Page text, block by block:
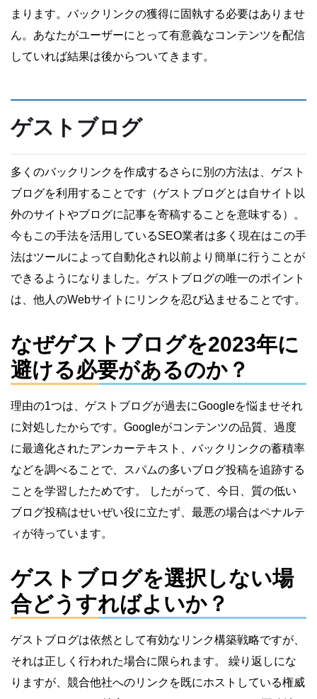
まります。バックリンクの獲得に固執する必要はありませ
ん。あなたがユーザーにとって有意義なコンテンツを配信
していれば結果は後からついてきます。
ゲストブログ
多くのバックリンクを作成するさらに別の方法は、ゲスト
ブログを利用することです（ゲストブログとは自サイト以
外のサイトやブログに記事を寄稿することを意味する）。
今もこの手法を活用しているSEO業者は多く現在はこの手
法はツールによって自動化され以前より簡単に行うことが
できるようになりました。ゲストブログの唯一のポイント
は、他人のWebサイトにリンクを忍び込ませることです。
なぜゲストブログを2023年に
避ける必要があるのか？
理由の1つは、ゲストブログが過去にGoogleを悩ませそれ
に対処したからです。Googleがコンテンツの品質、過度
に最適化されたアンカーテキスト、バックリンクの蓄積率
などを調べることで、スパムの多いブログ投稿を追跡する
ことを学習したためです。 したがって、今日、質の低い
ブログ投稿はせいぜい役に立たず、最悪の場合はペナルテ
ィが待っています。
ゲストブログを選択しない場
合どうすればよいか？
ゲストブログは依然として有効なリンク構築戦略ですが、
それは正しく行われた場合に限られます。 繰り返しにな
りますが、競合他社へのリンクを既にホストしている権威